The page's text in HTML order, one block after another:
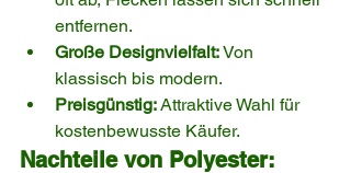
entfernen.
Große Designvielfalt: Von
klassisch bis modern.
Preisgünstig: Attraktive Wahl für
kostenbewusste Käufer.
Nachteile von Polyester: